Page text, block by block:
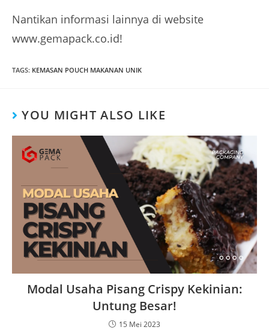
Nantikan informasi lainnya di website
www.gemapack.co.id!
TAGS: KEMASAN POUCH MAKANAN UNIK
YOU MIGHT ALSO LIKE
Modal Usaha Pisang Crispy Kekinian:
Untung Besar!
15 Mei 2023